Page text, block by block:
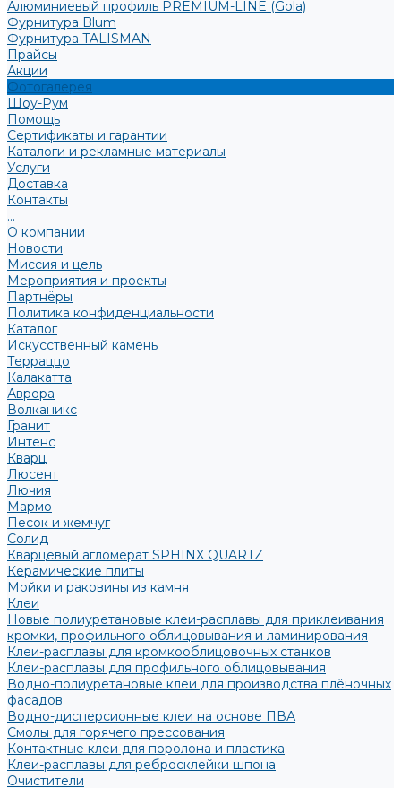
Алюминиевый профиль PREMIUM-LINE (Gola)
Фурнитура Blum
Фурнитура TALISMAN
Прайсы
Акции
Фотогалерея
Шоу-Рум
Помощь
Сертификаты и гарантии
Каталоги и рекламные материалы
Услуги
Доставка
Контакты
...
О компании
Новости
Миссия и цель
Мероприятия и проекты
Партнёры
Политика конфиденциальности
Каталог
Искусственный камень
Терраццо
Калакатта
Аврора
Волканикс
Гранит
Интенс
Кварц
Люсент
Лючия
Мармо
Песок и жемчуг
Солид
Кварцевый агломерат SPHINX QUARTZ
Керамические плиты
Мойки и раковины из камня
Клеи
Новые полиуретановые клеи-расплавы для приклеивания
кромки, профильного облицовывания и ламинирования
Клеи-расплавы для кромкооблицовочных станков
Клеи-расплавы для профильного облицовывания
Водно-полиуретановые клеи для производства плёночных
фасадов
Водно-дисперсионные клеи на основе ПВА
Смолы для горячего прессования
Контактные клеи для поролона и пластика
Клеи-расплавы для ребросклейки шпона
Очистители